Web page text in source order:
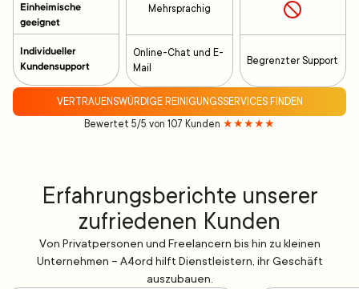
Einheimische
geeignet
Individueller
Kundensupport
Mehrsprachig
Online-Chat und E-
Mail
Begrenzter Support
VERTRAUENSWÜRDIGE REINIGUNGSSERVICES FINDEN
Bewertet 5/5 von 107 Kunden ★★★★★
Erfahrungsberichte unserer
zufriedenen Kunden
Von Privatpersonen und Freelancern bis hin zu kleinen
Unternehmen – A4ord hilft Dienstleistern, ihr Geschäft
auszubauen.